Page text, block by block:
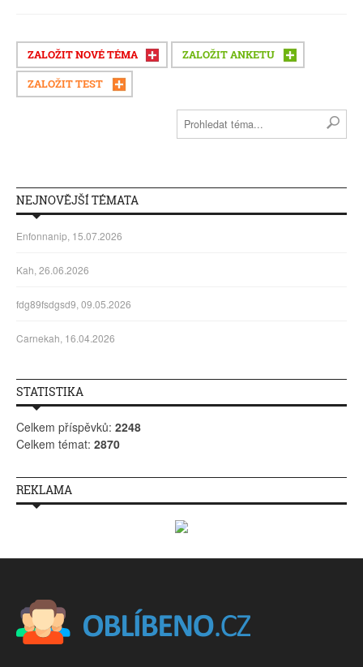
ZALOŽIT NOVÉ TÉMA ZALOŽIT ANKETU
ZALOŽIT TEST
NEJNOVĚJŠÍ TÉMATA
Enfonnanip, 15.07.2026
Kah, 26.06.2026
fdg89fsdgsd9, 09.05.2026
Carnekah, 16.04.2026
STATISTIKA
Celkem příspěvků: 2248
Celkem témat: 2870
REKLAMA